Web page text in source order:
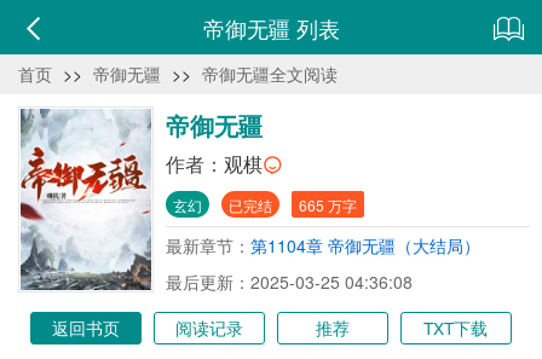
帝御无疆 列表
首页 >> 帝御无疆 >> 帝御无疆全文阅读
帝御无疆
作者： 观棋
玄幻 已完结 665 万字
最新章节： 第1104章 帝御无疆（大结局）
最后更新：2025-03-25 04:36:08
返回书页
阅读记录 推荐 TXT下载